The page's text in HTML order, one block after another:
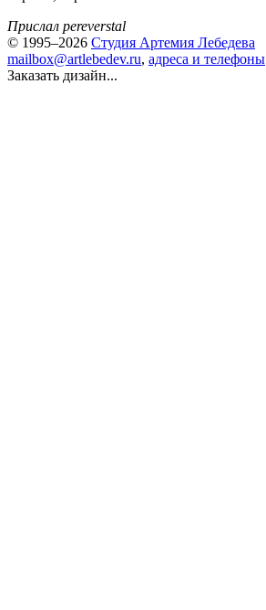
Прислал pereverstal
© 1995–2026 Студия Артемия Лебедева
mailbox@artlebedev.ru, адреса и телефоны
Заказать дизайн...